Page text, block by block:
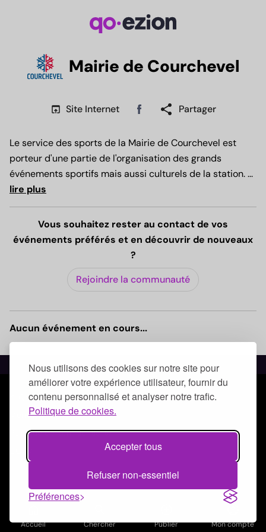
Nous utilisons des cookies sur notre site pour
améliorer votre expérience utilisateur, fournir du
contenu personnalisé et analyser notre trafic.
Politique de cookies.
Accepter tous
Refuser non-essentiel
Préférences
Accueil Chercher Publier Mon compte
Mairie de Courchevel
open_in_browser Site Internet Facebook
share Partager
Le service des sports de la Mairie de Courchevel est
porteur d'une partie de l'organisation des grands
événements sportifs mais aussi culturels de la station....
lire plus
Vous souhaitez rester au contact de vos
événements préférés et en découvrir de nouveaux
?
Rejoindre la communauté
Aucun événement en cours...
© Qoezion by Quick-Off
Mentions légales
Politique de confidentialité